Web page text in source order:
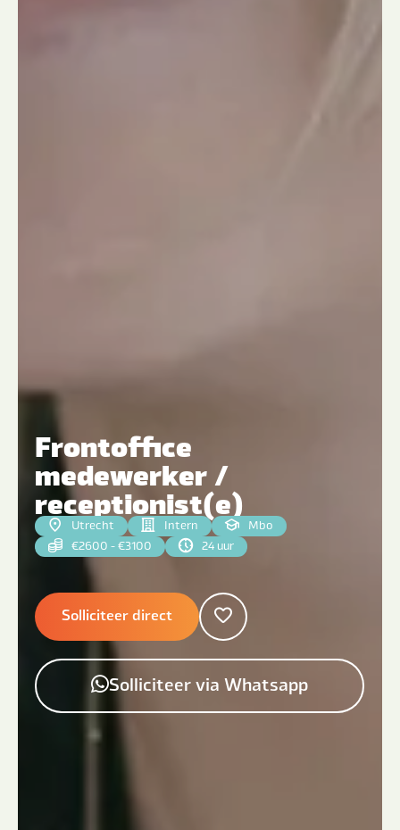
Frontoffice
medewerker /
receptionist(e)
Utrecht Intern
Mbo
€2600 - €3100
24 uur
Solliciteer direct
Solliciteer via Whatsapp